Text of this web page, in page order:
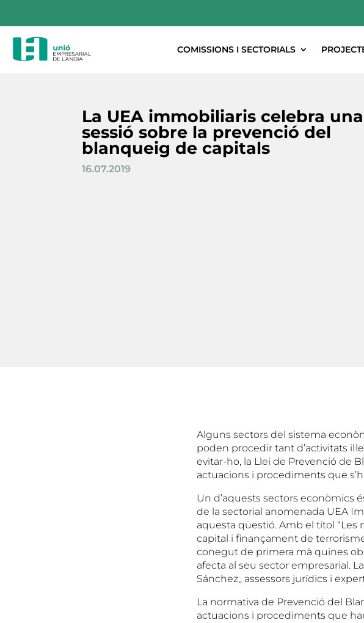
COMISSIONS I SECTORIALS
La UEA immobiliaris celebra una
sessió sobre la prevenció del
blanqueig de capitals
16.07.2019
Alguns sectors del sistema
poden procedir tant d’activitats
evitar-ho, la Llei de Prevenció de
actuacions i procediments que
Un d’aquests sectors econòmics
de la sectorial anomenada UEA
aquesta qüestió. Amb el títol
capital i finançament de
conegut de primera mà quines
afecta al seu sector empresarial.
Sánchez,, assessors jurídics i
La normativa de Prevenció del
actuacions i procediments que